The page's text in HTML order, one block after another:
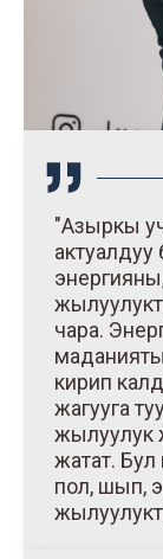
"Азыркы
чара.
кирип
жагууга
жылуулук
жатат. Бул
пол, шып,